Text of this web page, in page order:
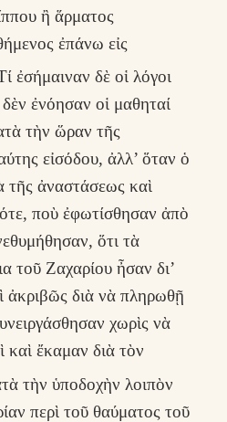
ἢ ἅρματος
ἐπάνω εἰς
ἐσήμαιναν δὲ οἱ λόγοι
ἐνόησαν οἱ μαθηταί
τὴν ὥραν τῆς
εἰσόδου, ἀλλ’ ὅταν ὁ
τῆς ἀναστάσεως καὶ
ποὺ ἐφωτίσθησαν ἀπὸ
ὅτι τὰ
τοῦ Ζαχαρίου ἦσαν δι’
ἀκριβῶς διὰ νὰ πληρωθῇ
χωρὶς νὰ
καὶ ἔκαμαν διὰ τὸν
τὴν ὑποδοχὴν λοιπὸν
περὶ τοῦ θαύματος τοῦ